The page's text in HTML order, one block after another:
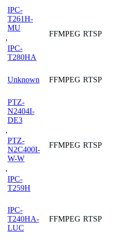
IPC-
T261H-
MU
,
IPC-
T280HA
FFMPEG RTSP
Unknown FFMPEG RTSP
PTZ-
N2404I-
DE3
,
PTZ-
N2C400I-
W-W
,
IPC-
T259H
FFMPEG RTSP
IPC-
T240HA-
LUC
FFMPEG RTSP